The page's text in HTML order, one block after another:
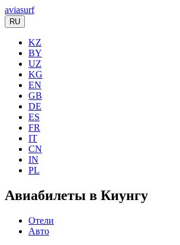
aviasurf
RU
KZ
BY
UZ
KG
EN
GB
DE
ES
FR
IT
CN
IN
PL
Авиабилеты в Киунгу
Отели
Авто